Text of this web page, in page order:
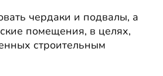
чердаки и подвалы, а
помещения, в целях,
строительным